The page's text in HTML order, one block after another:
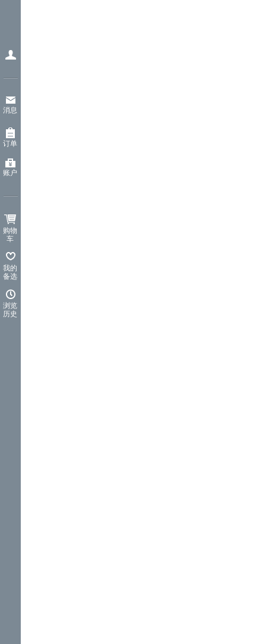
消息
订单
账户
购物
车
我的
备选
浏览
历史